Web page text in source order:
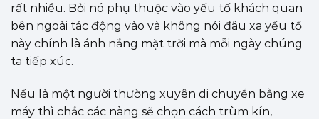
rất nhiều. Bởi nó phụ thuộc vào yếu tố khách quan
bên ngoài tác động vào và không nói đâu xa yếu tố
này chính là ánh nắng mặt trời mà mỗi ngày chúng
ta tiếp xúc.
Nếu là một người thường xuyên di chuyển bằng xe
máy thì chắc các nàng sẽ chọn cách trùm kín,